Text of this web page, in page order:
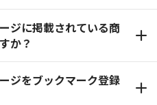
ジに掲載されている商
か？
ジをブックマーク登録